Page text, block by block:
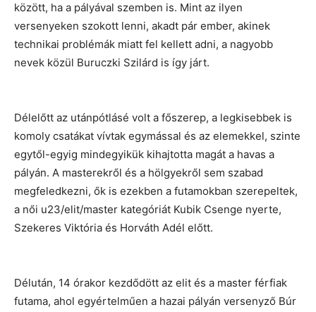
között, ha a pályával szemben is. Mint az ilyen
versenyeken szokott lenni, akadt pár ember, akinek
technikai problémák miatt fel kellett adni, a nagyobb
nevek közül Buruczki Szilárd is így járt.
Délelőtt az utánpótlásé volt a főszerep, a legkisebbek is
komoly csatákat vívtak egymással és az elemekkel, szinte
egytől-egyig mindegyikük kihajtotta magát a havas a
pályán. A masterekről és a hölgyekről sem szabad
megfeledkezni, ők is ezekben a futamokban szerepeltek,
a női u23/elit/master kategóriát Kubik Csenge nyerte,
Szekeres Viktória és Horváth Adél előtt.
Délután, 14 órakor kezdődött az elit és a master férfiak
futama, ahol egyértelműen a hazai pályán versenyző Búr